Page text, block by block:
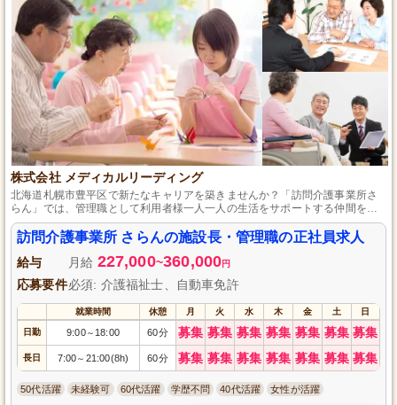
株式会社 メディカルリーディング
北海道札幌市豊平区で新たなキャリアを築きませんか？「訪問介護事業所さ
らん」では、管理職として利用者様一人一人の生活をサポートする仲間を募
集しています。介護福祉士としての専門知識を活かし、スタッフの指導やケ
アプランの作成に貢献してください。正社員として安定した環境の中、利用
者様の生活の質の向上を目指しながら、やりがいのある職場で長期的に働い
てみませんか？あなたのご応募をお待ちしております。
訪問介護事業所 さらんの施設長・管理職の正社員求人
給与 月給 227,000~360,000円
応募要件必須: 介護福祉士、自動車免許
就業時間 休憩 月 火 水 木 金 土 日
日勤 9:00～ 18:00 60分 募集 募集 募集 募集 募集 募集 募集
長日 7:00～ 21:00(8h) 60分 募集 募集 募集 募集 募集 募集 募集
50代活躍 未経験可 60代活躍 学歴不問 40代活躍 女性が活躍